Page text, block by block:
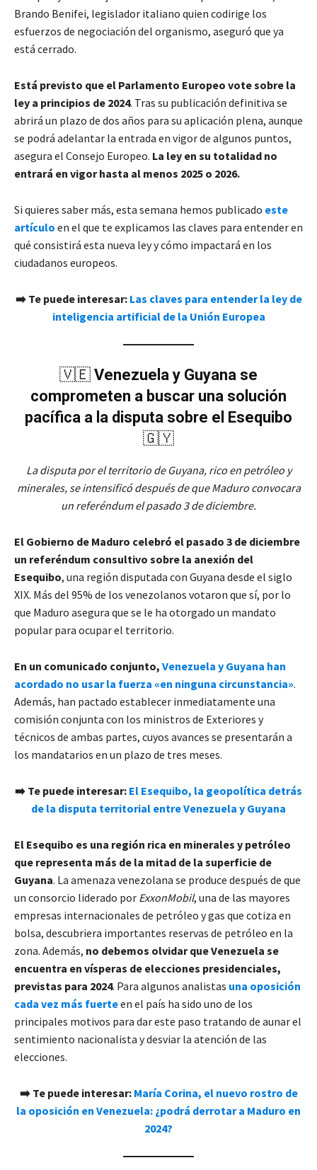
Brando Benifei, legislador italiano quien codirige los
esfuerzos de negociación del organismo, aseguró que ya
está cerrado.
Está previsto que el Parlamento Europeo vote sobre la
ley a principios de 2024. Tras su publicación definitiva se
abrirá un plazo de dos años para su aplicación plena, aunque
se podrá adelantar la entrada en vigor de algunos puntos,
asegura el Consejo Europeo. La ley en su totalidad no
entrará en vigor hasta al menos 2025 o 2026.
Si quieres saber más, esta semana hemos publicado este
artículo en el que te explicamos las claves para entender en
qué consistirá esta nueva ley y cómo impactará en los
ciudadanos europeos.
➡️ Te puede interesar: Las claves para entender la ley de
inteligencia artificial de la Unión Europea
🇻🇪 Venezuela y Guyana se
comprometen a buscar una solución
pacífica a la disputa sobre el Esequibo
🇬🇾
La disputa por el territorio de Guyana, rico en petróleo y
minerales, se intensificó después de que Maduro convocara
un referéndum el pasado 3 de diciembre.
El Gobierno de Maduro celebró el pasado 3 de diciembre
un referéndum consultivo sobre la anexión del
Esequibo, una región disputada con Guyana desde el siglo
XIX. Más del 95% de los venezolanos votaron que sí, por lo
que Maduro asegura que se le ha otorgado un mandato
popular para ocupar el territorio.
En un comunicado conjunto, Venezuela y Guyana han
acordado no usar la fuerza «en ninguna circunstancia».
Además, han pactado establecer inmediatamente una
comisión conjunta con los ministros de Exteriores y
técnicos de ambas partes, cuyos avances se presentarán a
los mandatarios en un plazo de tres meses.
➡️ Te puede interesar: El Esequibo, la geopolítica detrás
de la disputa territorial entre Venezuela y Guyana
El Esequibo es una región rica en minerales y petróleo
que representa más de la mitad de la superficie de
Guyana. La amenaza venezolana se produce después de que
un consorcio liderado por ExxonMobil, una de las mayores
empresas internacionales de petróleo y gas que cotiza en
bolsa, descubriera importantes reservas de petróleo en la
zona. Además, no debemos olvidar que Venezuela se
encuentra en vísperas de elecciones presidenciales,
previstas para 2024. Para algunos analistas una oposición
cada vez más fuerteen el país ha sido uno de los
principales motivos para dar este paso tratando de aunar el
sentimiento nacionalista y desviar la atención de las
elecciones.
➡️ Te puede interesar: María Corina, el nuevo rostro de
la oposición en Venezuela: ¿podrá derrotar a Maduro en
2024?